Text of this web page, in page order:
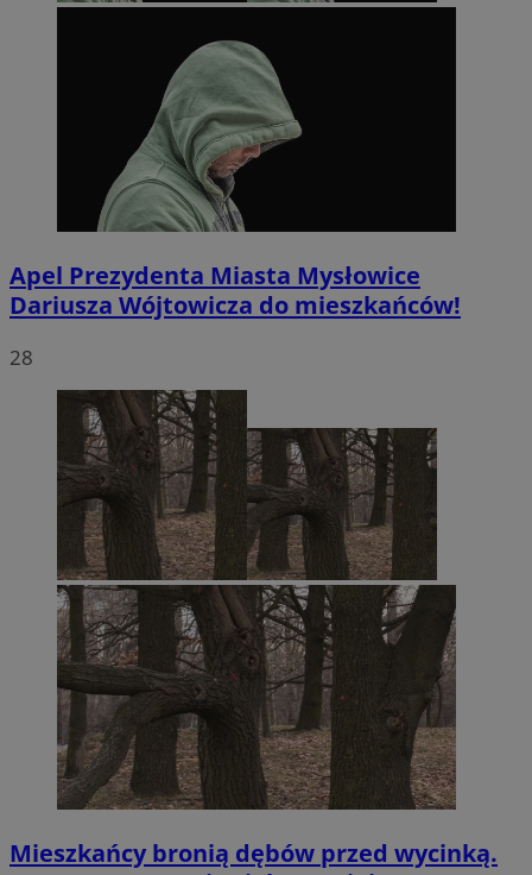
Apel Prezydenta Miasta Mysłowice
Dariusza Wójtowicza do mieszkańców!
28
Mieszkańcy bronią dębów przed wycinką.